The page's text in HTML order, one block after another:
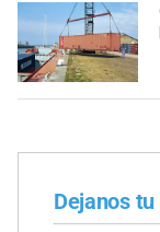
Dejanos